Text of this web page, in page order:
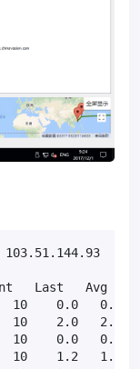
103.51.144.93
Last   Avg
10    0.0   0.0
10    2.0   2.5
10    0.0   0.0
10    1.2   1.5